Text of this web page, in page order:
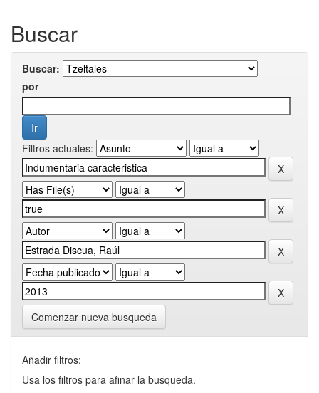
Buscar
Buscar:
por
Filtros actuales:
Comenzar nueva busqueda
Añadir filtros:
Usa los filtros para afinar la busqueda.